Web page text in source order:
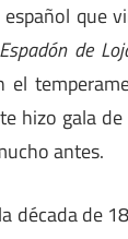
que
de
hizo gala
antes.
década de